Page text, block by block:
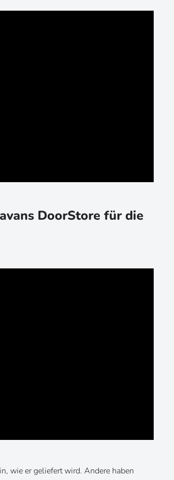
DoorStore für die
wie er geliefert wird. Andere haben